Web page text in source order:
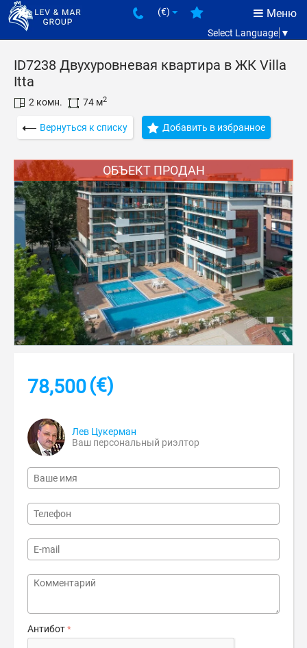
Меню
(€)
Select Language ▼
ID7238 Двухуровневая квартира в ЖК Villa
Itta
2 комн. 74 м2
Вернуться к списку Добавить в избранное
ОБЪЕКТ ПРОДАН
78,500(€)
Лев Цукерман
Ваш персональный риэлтор
Антибот